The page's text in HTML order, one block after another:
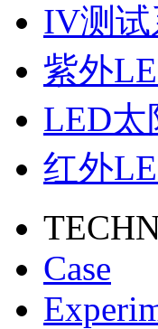
IV测
紫外
LED太
红外
Case